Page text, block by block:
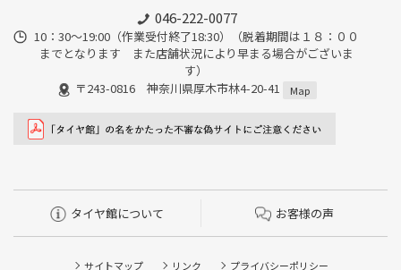
046-222-0077
10：30～19:00（作業受付終了18:30）（脱着期間は１８：００
までとなります また店舗状況により早まる場合がございま
す）
〒243-0816 神奈川県厚木市林4-20-41
Map
タイヤ館について お客様の声
サイトマップ リンク プライバシーポリシー